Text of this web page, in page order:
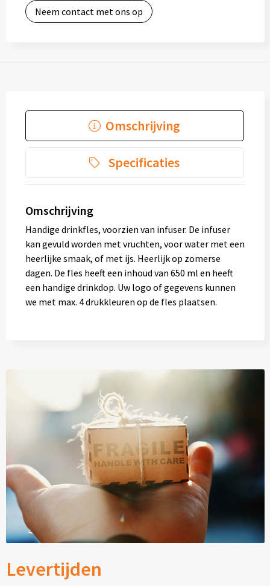
Neem contact met ons op
Omschrijving
Specificaties
Omschrijving
Handige drinkfles, voorzien van infuser. De infuser
kan gevuld worden met vruchten, voor water met een
heerlijke smaak, of met ijs. Heerlijk op zomerse
dagen. De fles heeft een inhoud van 650 ml en heeft
een handige drinkdop. Uw logo of gegevens kunnen
we met max. 4 drukkleuren op de fles plaatsen.
Levertijden